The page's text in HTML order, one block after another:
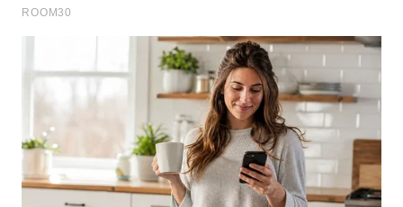
Os principais fatores que ocultam essa região do
A presença massiva de poeira cósmica no disco
galáctico.
A alta concentração de estrelas pertencentes à
Via Láctea.
As limitações severas na captação de luz visível
tradicional.